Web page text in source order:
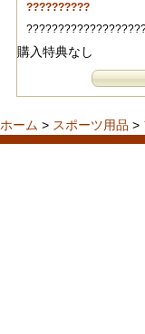
??????????
購入特典なし
ホーム > スポーツ用品 >